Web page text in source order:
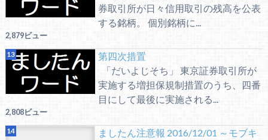
券取引所が日々信用取引の残高を公表
する銘柄。 個別銘柄に...
2,879ビュー
第四次措置
「だいよじそち」 東京証券取引所が
実施する増担保規制措置のうち、四番
目にして最後に実施される...
2,808ビュー
ましたん注意報 2016/12/01 ～モブキ